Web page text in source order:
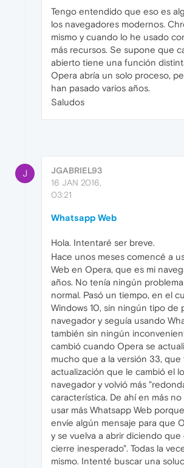
Tengo entendido que eso es
los navegadores modernos.
mismo y cuando lo he usado
más recursos. Se supone que
abierto tiene una función
Opera abría un solo proceso,
han pasado varios años.
Saludos
J
JGABRIEL93
16 JAN 2016,
03:21
Whatsapp Web
Hola. Intentaré ser breve.
Hace unos meses comencé a
Web en Opera, que es mi
años. No tenía ningún
normal. Pasó un tiempo, en el
Windows 10, sin ningún tipo de
navegador y seguía usando
también sin ningún
cambió cuando Opera se
mucho que a la versión 33, que
actualización que le cambió el
navegador y volvió más
característica. De ahí en más
usar más Whatsapp Web
envíe algún mensaje para que
y se vuelva a abrir diciendo que
cierre inesperado". Todas la
mismo. Intenté buscar una